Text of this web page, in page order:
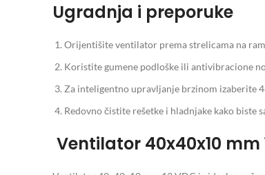
Ugradnja i preporuke
Orijentišite ventilator prema strelicama na
Koristite gumene podloške ili antivibracione
Za inteligentno upravljanje brzinom izaberite
Redovno čistite rešetke i hladnjake kako biste
Ventilator 40x40x10 mm